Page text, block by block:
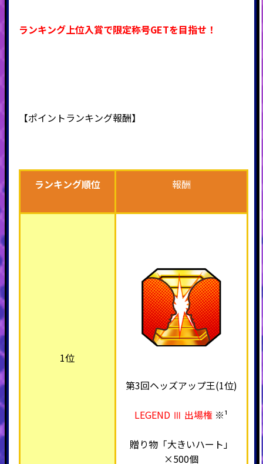
ランキング上位入賞で限定称号GETを目指せ！
【ポイントランキング報酬】
ランキング順位 報酬
1位
第3回ヘッズアップ王(1位)
LEGEND Ⅲ 出場権 ※¹
贈り物「大きいハート」
×500個